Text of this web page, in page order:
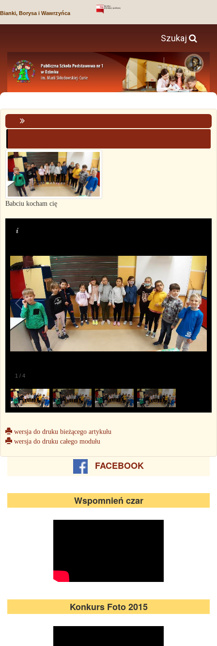
Bianki, Borysa i Wawrzyńca
Szukaj
Babciu kocham cię
1 / 4
wersja do druku bieżącego artykułu
wersja do druku całego modułu
FACEBOOK
Wspomnień czar
Konkurs Foto 2015